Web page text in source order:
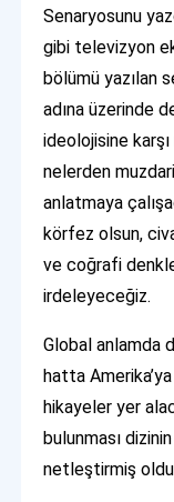
Senaryosunu
gibi televizyon
bölümü yazılan
adına üzerinde
ideolojisine
nelerden
anlatmaya
körfez olsun,
ve coğrafi
irdeleyeceğiz.
Global anlamda
hatta
hikayeler yer
bulunması
netleştirmiş